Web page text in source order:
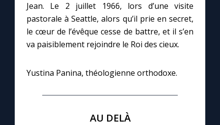
Jean. Le 2 juillet 1966, lors d’une visite
pastorale à Seattle, alors qu’il prie en secret,
le cœur de l’évêque cesse de battre, et il s’en
va paisiblement rejoindre le Roi des cieux.
Yustina Panina, théologienne orthodoxe.
AU DELÀ